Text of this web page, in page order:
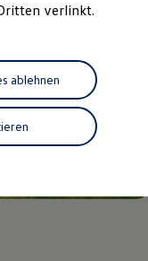
verlinkt.
ablehnen